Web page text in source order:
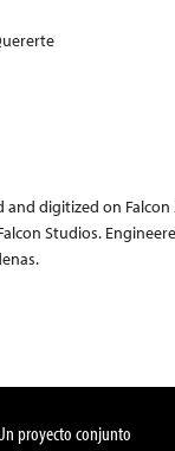
and digitized on
Studios.
proyecto conjunto